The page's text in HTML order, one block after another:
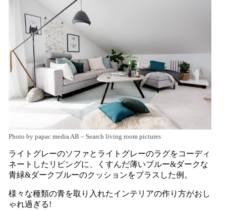
Photo by papac media AB – Search living room pictures
ライトグレーのソファとライトグレーのラグをコーディ
ネートしたリビングに、くすんだ薄いブルー&ダークな
青緑&ダークブルーのクッションをプラスした例。
様々な種類の青を取り入れたインテリアの作り方がおし
ゃれ過ぎる!